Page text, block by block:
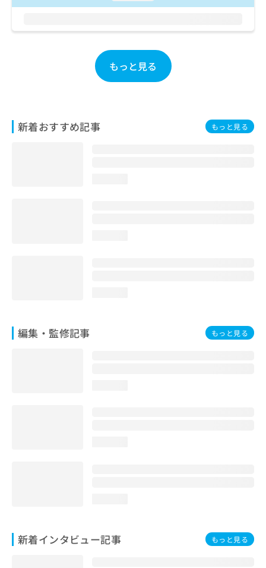
もっと見る
新着おすすめ記事 もっと見る
編集・監修記事 もっと見る
新着インタビュー記事 もっと見る
お
い